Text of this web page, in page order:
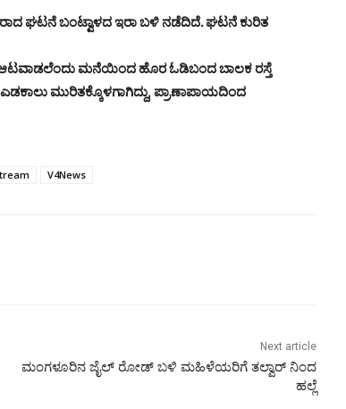
ಘಟನೆ ಬಂಟ್ವಾಳದ ಇರಾ ಬಳಿ ನಡೆದಿದೆ. ಘಟನೆ ಕುರಿತ
ಮನೆಯಿಂದ ಹೊರ ಓಡಿಬಂದ ಬಾಲಕ ರಸ್ತೆ
ಮುರಿತಕ್ಕೊಳಗಾಗಿದ್ದು, ಪ್ರಾಣಾಪಾಯದಿಂದ
V4News
Next article
ಮಂಗಳೂರಿನ ಜೈಲ್ ರೋಡ್ ಬಳಿ ಮಹಿಳೆಯರಿಗೆ ತಲ್ವಾರ್ ನಿಂದ
ಹಲ್ಲೆ